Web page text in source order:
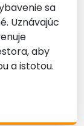
sa
Uznávajúc
aby
a istotou.